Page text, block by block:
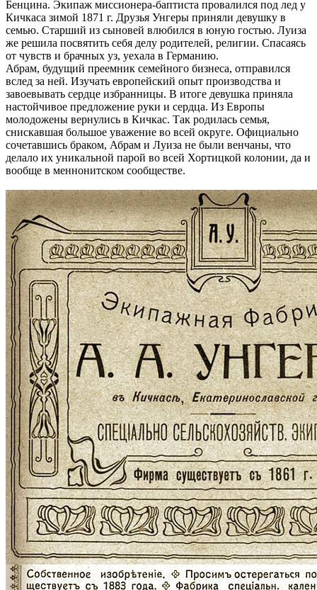
Бенцина. Экипаж миссионера-баптиста провалился под лед у
Кичкаса зимой 1871 г. Друзья Унгеры приняли девушку в
семью. Старший из сыновей влюбился в юную гостью. Луиза
же решила посвятить себя делу родителей, религии. Спасаясь
от чувств и брачных уз, уехала в Германию.
Абрам, будущий преемник семейного бизнеса, отправился
вслед за ней. Изучать европейский опыт производства и
завоевывать сердце избранницы. В итоге девушка приняла
настойчивое предложение руки и сердца. Из Европы
молодожены вернулись в Кичкас. Так родилась семья,
снискавшая большое уважение во всей округе. Официально
сочетавшись браком, Абрам и Луиза не были венчаны, что
делало их уникальной парой во всей Хортицкой колонии, да и
вообще в меннонитском сообществе.